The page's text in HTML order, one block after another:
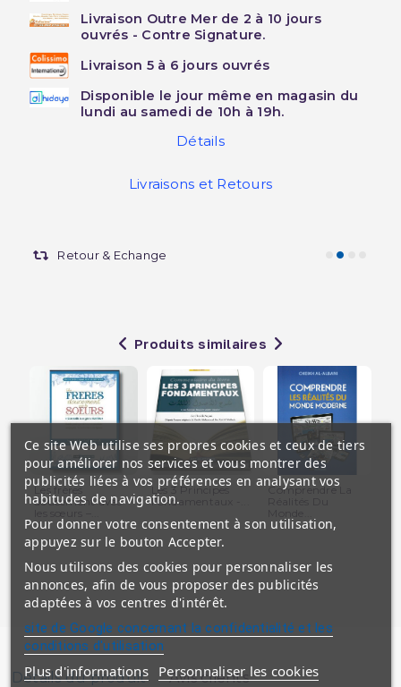
Livraison Outre Mer de 2 à 10 jours
ouvrés - Contre Signature.
Livraison 5 à 6 jours ouvrés
Disponible le jour même en magasin du
lundi au samedi de 10h à 19h.
Détails
Livraisons et Retours
Retour & Echange
Produits similaires
Les frères
doucement avec
Les 3 Principes
Fondamentaux -...
Comprendre La
Détails du produit Avis clients
Ce site Web utilise ses propres cookies et ceux de tiers
pour améliorer nos services et vous montrer des
publicités liées à vos préférences en analysant vos
habitudes de navigation.
Pour donner votre consentement à son utilisation,
appuyez sur le bouton Accepter.
Nous utilisons des cookies pour personnaliser les
annonces, afin de vous proposer des publicités
adaptées à vos centres d'intérêt.
site de Google concernant la confidentialité et les
conditions d'utilisation
Plus d'informations Personnaliser les cookies